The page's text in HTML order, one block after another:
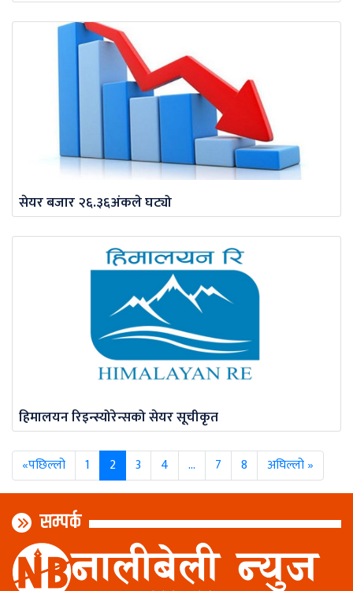
सेयर बजार २६.३६अंकले घट्यो
हिमालयन रिइन्स्योरेन्सको सेयर सूचीकृत
«पछिल्लो 1 2 3 4 … 7 8 अघिल्लो »
सम्पर्क